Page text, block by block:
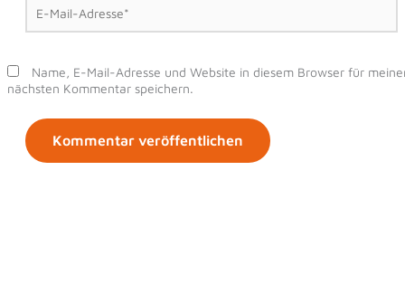
Mail-
Adresse*
Name, E-Mail-Adresse und Website in diesem Browser für
nächsten Kommentar speichern.